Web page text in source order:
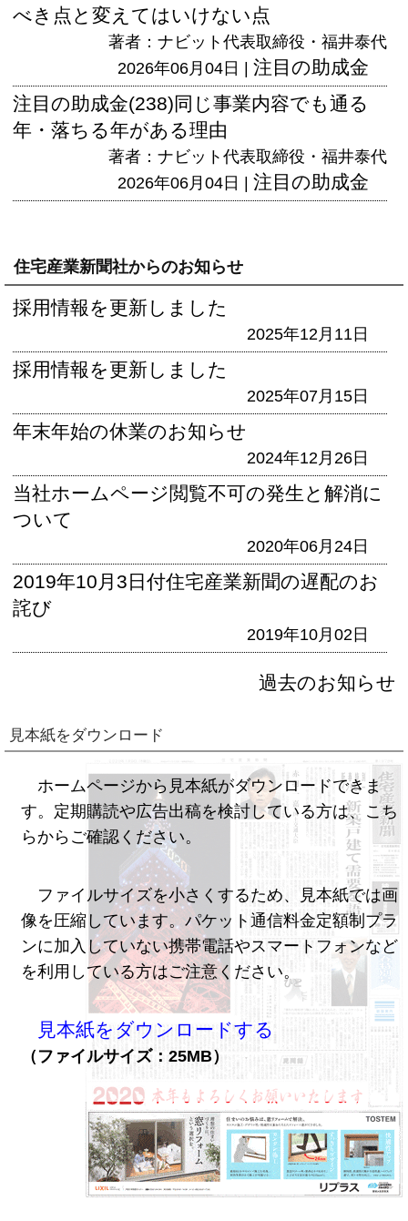
べき点と変えてはいけない点
著者：ナビット代表取締役・福井泰代
2026年06月04日 | 注目の助成金
注目の助成金(238)同じ事業内容でも通る
年・落ちる年がある理由
著者：ナビット代表取締役・福井泰代
2026年06月04日 | 注目の助成金
住宅産業新聞社からのお知らせ
採用情報を更新しました
2025年12月11日
採用情報を更新しました
2025年07月15日
年末年始の休業のお知らせ
2024年12月26日
当社ホームページ閲覧不可の発生と解消に
ついて
2020年06月24日
2019年10月3日付住宅産業新聞の遅配のお
詫び
2019年10月02日
過去のお知らせ
見本紙をダウンロード
ホームページから見本紙がダウンロードできま
す。定期購読や広告出稿を検討している方は、こち
らからご確認ください。
ファイルサイズを小さくするため、見本紙では画
像を圧縮しています。パケット通信料金定額制プラ
ンに加入していない携帯電話やスマートフォンなど
を利用している方はご注意ください。
見本紙をダウンロードする
（ファイルサイズ：25MB）